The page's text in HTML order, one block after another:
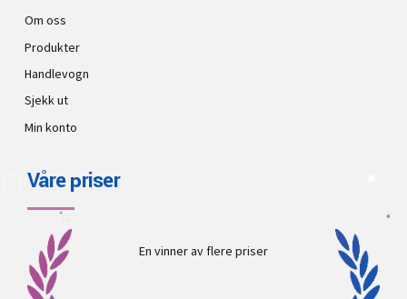
Om oss
Produkter
Handlevogn
Sjekk ut
Min konto
Våre priser
En vinner av flere priser